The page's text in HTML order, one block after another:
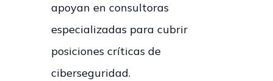
apoyan en consultoras
especializadas para cubrir
posiciones críticas de
ciberseguridad.